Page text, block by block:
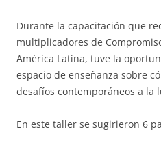
Durante la capacitación que
multiplicadores de
América Latina, tuve la
espacio de enseñanza sobre
desafíos contemporáneos a la
En este taller se sugirieron 6